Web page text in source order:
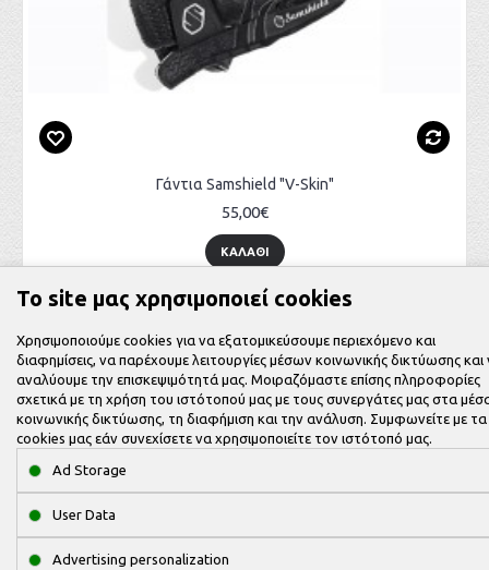
Γάντια Samshield "V-Skin"
55,00€
ΚΑΛΆΘΙ
ΙΣΤΟΡΙΚΌ
ΠΛΗΡΟΦΟΡΙΕΣ
Το site μας χρησιμοποιεί cookies
Χρησιμοποιούμε cookies για να εξατομικεύσουμε περιεχόμενο και
διαφημίσεις, να παρέχουμε λειτουργίες μέσων κοινωνικής δικτύωσης και
αναλύουμε την επισκεψιμότητά μας. Μοιραζόμαστε επίσης πληροφορίες
σχετικά με τη χρήση του ιστότοπού μας με τους συνεργάτες μας στα
κοινωνικής δικτύωσης, τη διαφήμιση και την ανάλυση. Συμφωνείτε με τα
cookies μας εάν συνεχίσετε να χρησιμοποιείτε τον ιστότοπό μας.
Ad Storage
User Data
Advertising personalization